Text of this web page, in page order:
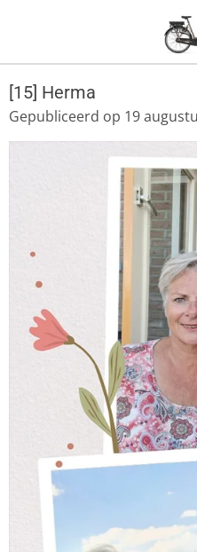
naar
de
hoofdinhoud
[15] Herma
Gepubliceerd op 19